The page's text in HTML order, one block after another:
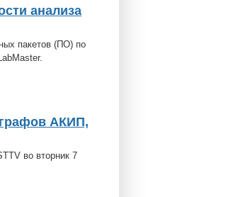
анализа
пакетов (ПО) по
АКИП,
во вторник 7